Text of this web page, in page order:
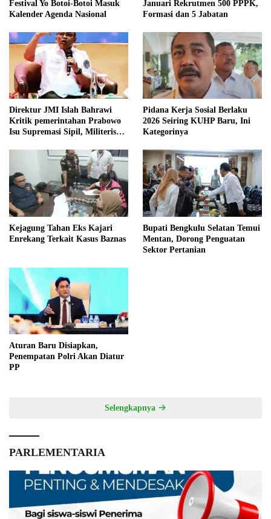
Festival Yo Botoi-Botoi Masuk
Kalender Agenda Nasional
Januari Rekrutmen 500 PPPK,
Formasi dan 5 Jabatan
Direktur JMI Islah Bahrawi
Kritik pemerintahan Prabowo
Isu Supremasi Sipil, Militerisasi,
Pidana Kerja Sosial Berlaku
2026 Seiring KUHP Baru, Ini
Kategorinya
Kejagung Tahan Eks Kajari
Enrekang Terkait Kasus Baznas
Bupati Bengkulu Selatan Temui
Mentan, Dorong Penguatan
Sektor Pertanian
Aturan Baru Disiapkan,
Penempatan Polri Akan Diatur
PP
Selengkapnya
PARLEMENTARIA